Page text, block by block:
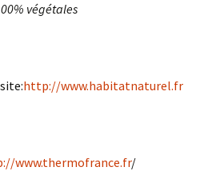
végétales
site:http://www.habitatnaturel.fr
www.thermofrance.fr/